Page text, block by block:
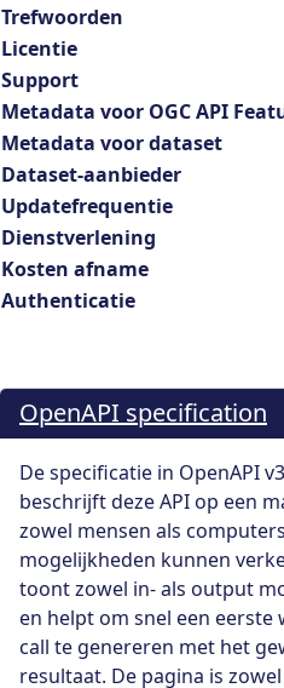
Dataset details
Trefwoorden
Licentie
Support
Metadata voor OGC API
Metadata voor dataset
Dataset-aanbieder
Updatefrequentie
Dienstverlening
Kosten afname
Authenticatie
OpenAPI specification
De specificatie in OpenAPI
beschrijft deze API op een
zowel mensen als
mogelijkheden kunnen
toont zowel in- als output
en helpt om snel een eerste
call te genereren met het
resultaat. De pagina is